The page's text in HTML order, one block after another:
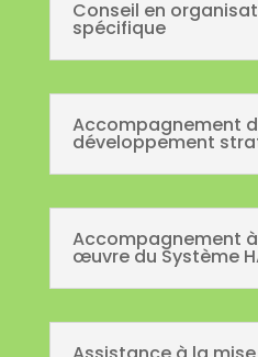
Conseil en
spécifique
Accompagnement
développement
Accompagnement
œuvre du Système